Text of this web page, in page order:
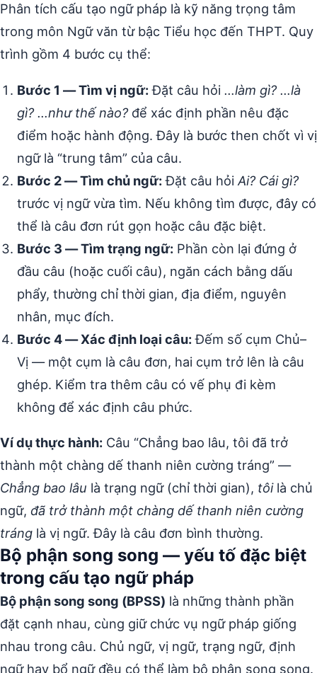
Phân tích cấu tạo ngữ pháp là kỹ năng trọng tâm
trong môn Ngữ văn từ bậc Tiểu học đến THPT. Quy
trình gồm 4 bước cụ thể:
Bước 1 — Tìm vị ngữ:Đặt câu hỏi …làm gì? …là
gì? …như thế nào?để xác định phần nêu đặc
điểm hoặc hành động. Đây là bước then chốt vì vị
ngữ là “trung tâm” của câu.
Bước 2 — Tìm chủ ngữ:Đặt câu hỏi Ai? Cái gì?
trước vị ngữ vừa tìm. Nếu không tìm được, đây có
thể là câu đơn rút gọn hoặc câu đặc biệt.
Bước 3 — Tìm trạng ngữ: Phần còn lại đứng ở
đầu câu (hoặc cuối câu), ngăn cách bằng dấu
phẩy, thường chỉ thời gian, địa điểm, nguyên
nhân, mục đích.
Bước 4 — Xác định loại câu:Đếm số cụm Chủ–
Vị — một cụm là câu đơn, hai cụm trở lên là câu
ghép. Kiểm tra thêm câu có vế phụ đi kèm
không để xác định câu phức.
Ví dụ thực hành: Câu “Chẳng bao lâu, tôi đã trở
thành một chàng dế thanh niên cường tráng” —
Chẳng bao lâu là trạng ngữ (chỉ thời gian), tôilà chủ
ngữ, đã trở thành một chàng dế thanh niên cường
tráng là vị ngữ. Đây là câu đơn bình thường.
Bộ phận song song — yếu tố đặc biệt
trong cấu tạo ngữ pháp
Bộ phận song song (BPSS) là những thành phần
đặt cạnh nhau, cùng giữ chức vụ ngữ pháp giống
nhau trong câu. Chủ ngữ, vị ngữ, trạng ngữ, định
ngữ hay bổ ngữ đều có thể làm bộ phận song song.